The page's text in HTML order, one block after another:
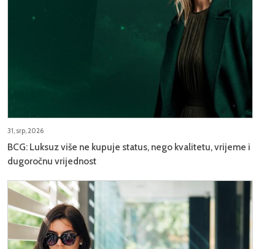
31, srp, 2026
BCG: Luksuz više ne kupuje status, nego kvalitetu, vrijeme i
dugoročnu vrijednost